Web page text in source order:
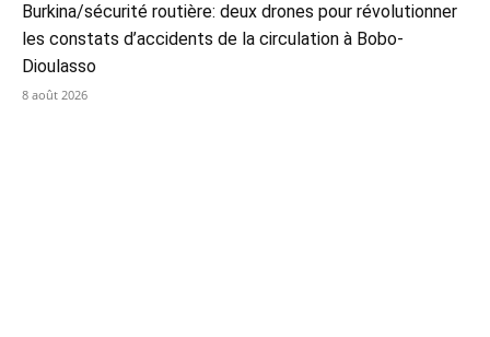
Burkina/sécurité routière: deux drones pour révolutionner
les constats d’accidents de la circulation à Bobo-
Dioulasso
8 août 2026